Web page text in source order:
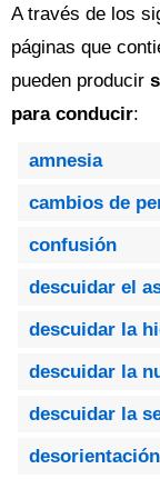
A través de los
páginas que
pueden producir
para conducir:
amnesia
cambios de
confusión
descuidar el
descuidar la
descuidar la
descuidar la
desorientación